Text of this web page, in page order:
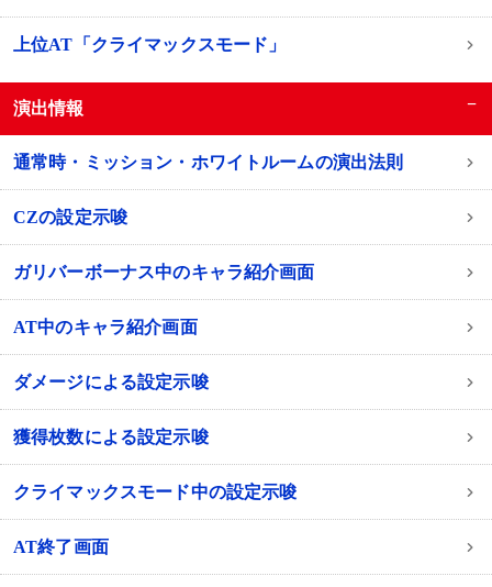
上位AT「クライマックスモード」
演出情報 −
通常時・ミッション・ホワイトルームの演出法則
CZの設定示唆
ガリバーボーナス中のキャラ紹介画面
AT中のキャラ紹介画面
ダメージによる設定示唆
獲得枚数による設定示唆
クライマックスモード中の設定示唆
AT終了画面